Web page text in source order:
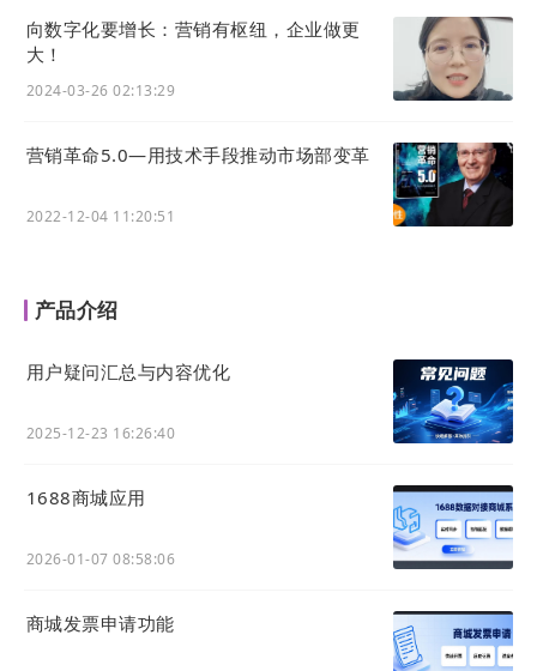
向数字化要增长：营销有枢纽，企业做更
大！
2024-03-26 02:13:29
营销革命5.0—用技术手段推动市场部变革
2022-12-04 11:20:51
产品介绍
用户疑问汇总与内容优化
2025-12-23 16:26:40
1688商城应用
2026-01-07 08:58:06
商城发票申请功能